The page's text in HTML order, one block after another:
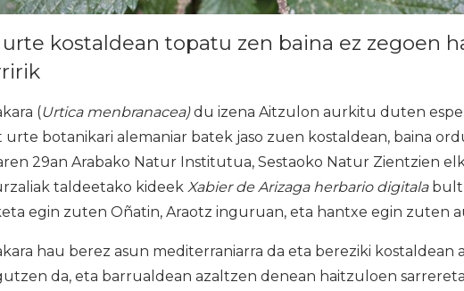
urte kostaldean topatu zen baina ez zegoen
(Urtica menbranacea)du izena Aitzulon aurkitu duten
urte botanikari alemaniar batek jaso zuen kostaldean, baina
29an Arabako Natur Institutua, Sestaoko Natur Zientzien
taldeetako kideek Xabier de Arizaga herbario digitala
egin zuten Oñatin, Araotz inguruan, eta hantxe egin zuten
hau berez asun mediterraniarra da eta bereziki kostaldean
da, eta barrualdean azaltzen denean haitzuloen